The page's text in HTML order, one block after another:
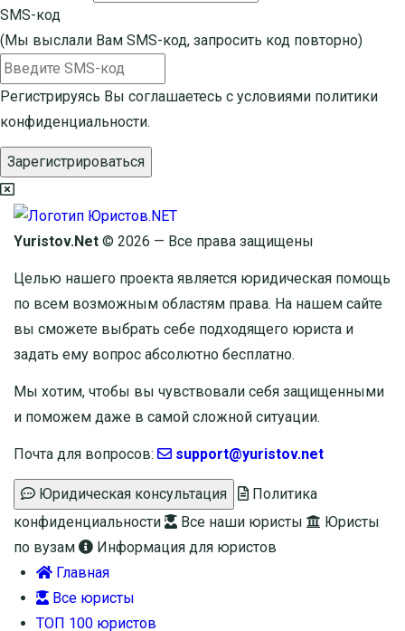
SMS-код
(Мы выслали Вам SMS-код, запросить код повторно)
Регистрируясь Вы соглашаетесь с условиями политики
конфиденциальности.
Зарегистрироваться
Yuristov.Net © 2026 — Все права защищены
Целью нашего проекта является юридическая помощь
по всем возможным областям права. На нашем сайте
вы сможете выбрать себе подходящего юриста и
задать ему вопрос абсолютно бесплатно.
Мы хотим, чтобы вы чувствовали себя защищенными
и поможем даже в самой сложной ситуации.
Почта для вопросов: support@yuristov.net
Юридическая консультация
Политика
конфиденциальности
Все наши юристы
Юристы
по вузам
Информация для юристов
Главная
Все юристы
ТОП 100 юристов